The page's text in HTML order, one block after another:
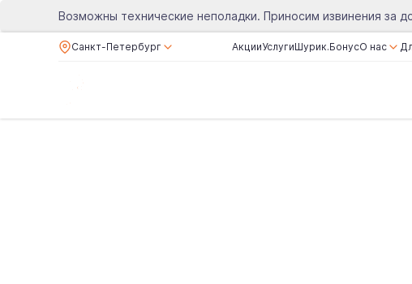
Возможны технические неполадки. Приносим извинения за
Санкт-Петербург АкцииУслугиШурик.БонусО нас